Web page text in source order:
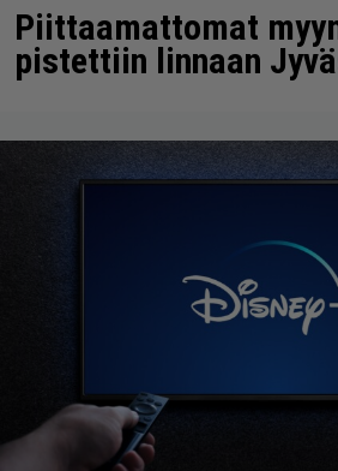
Piittaamattomat
pistettiin linnaan